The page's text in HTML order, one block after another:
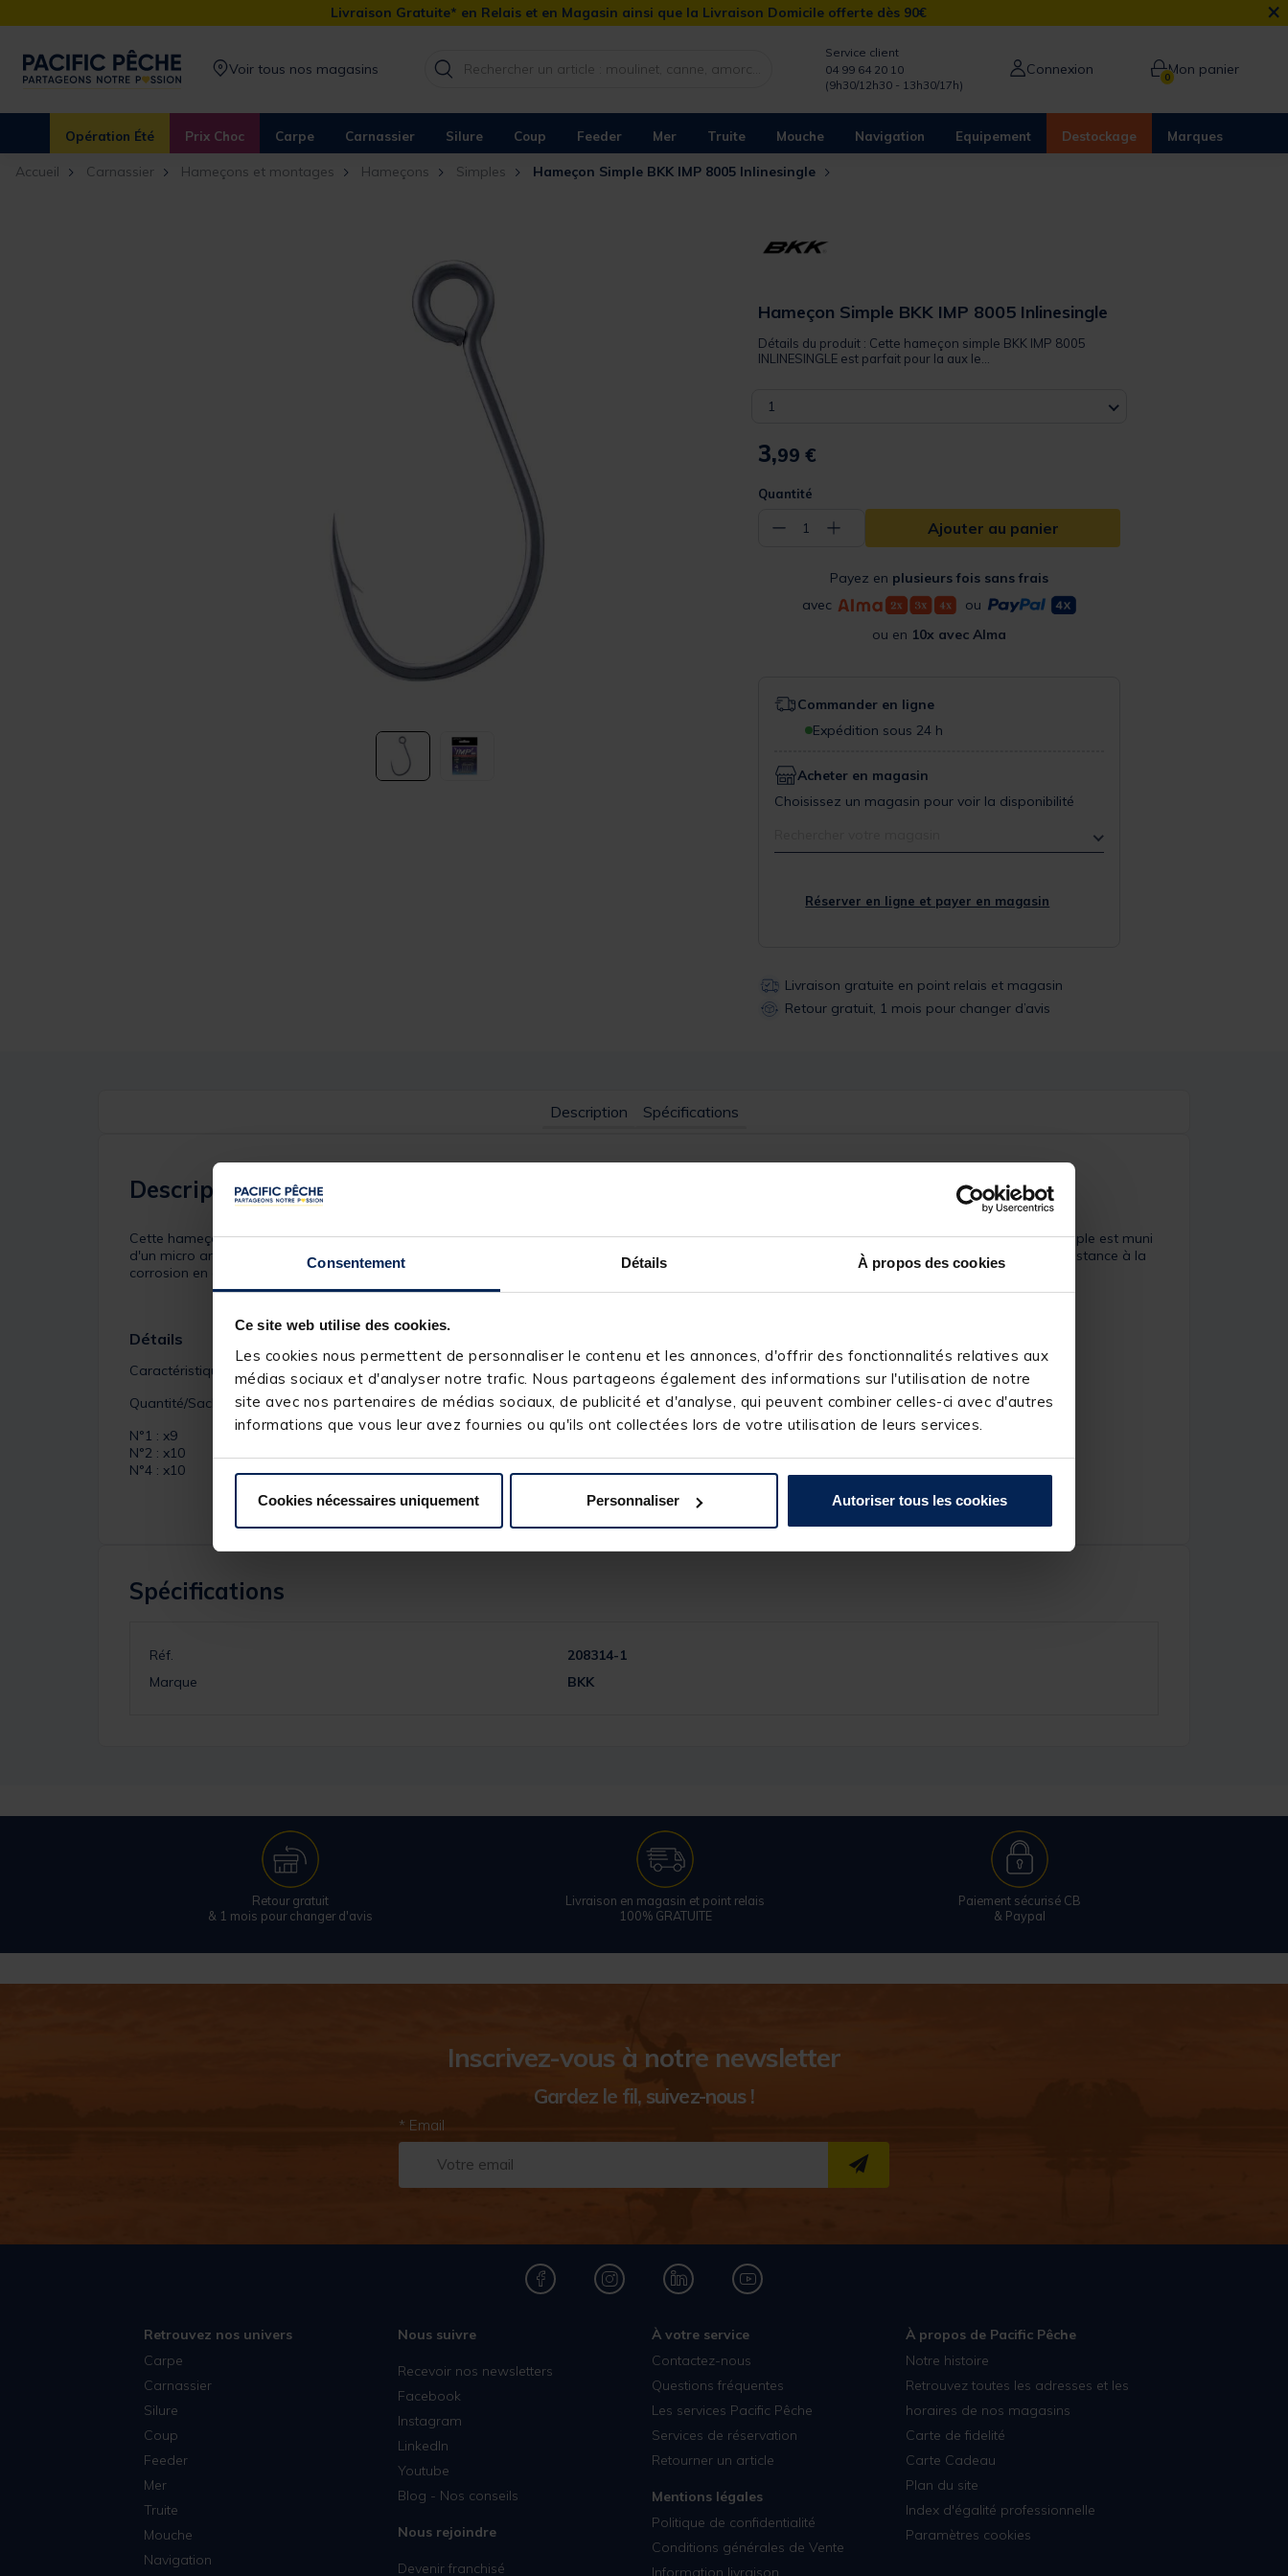
Consentement Détails À propos des cookies
Ce site web utilise des cookies.
Les cookies nous permettent de personnaliser le contenu et les annonces, d'offrir des fonctionnalités relatives aux
médias sociaux et d'analyser notre trafic. Nous partageons également des informations sur l'utilisation de notre
site avec nos partenaires de médias sociaux, de publicité et d'analyse, qui peuvent combiner celles-ci avec d'autres
informations que vous leur avez fournies ou qu'ils ont collectées lors de votre utilisation de leurs services.
Cookies nécessaires uniquement Personnaliser Autoriser tous les cookies
Livraison Gratuite* en Relais et en Magasin ainsi que la Livraison Domicile offerte dès 90€ ×
Voir tous nos magasins
Service client
04 99 64 20 10
(9h30/12h30 - 13h30/17h)
Connexion 0Mon panier
Opération Été Prix Choc Carpe Carnassier Silure Coup Feeder Mer Truite Mouche Navigation Equipement Destockage Marques
Accueil Carnassier Hameçons et montages Hameçons Simples Hameçon Simple BKK IMP 8005 Inlinesingle
Hameçon Simple BKK IMP 8005 Inlinesingle
Détails du produit : Cette hameçon simple BKK IMP 8005
INLINESINGLE est parfait pour la aux le...
1
3,99 €
Quantité
− 1 + Ajouter au panier
Payez en plusieurs fois sans frais
avec
ou
ou en 10x avec Alma
Commander en ligne
Expédition sous 24 h
Acheter en magasin
Choisissez un magasin pour voir la disponibilité
Réserver en ligne et payer en magasin
Livraison gratuite en point relais et magasin
Retour gratuit, 1 mois pour changer d’avis
Description Spécifications
Description
Cette hameçon simple BKK IMP 8005 INLINESINGLE est parfait pour la aux leurres de type Light/medium en eau douce comme en mer. L'Hameçon simple est muni
d'un micro ardillon, permettant de limiter les décrocher tout en assurant un Catch and Realise. De plus, le revêtement en étain offre une excellente résistance à la
corrosion en eau salée.
Détails
Caractéristiques desIMP 8005 Inlinesingle :
Quantité/Sachet :
N°1 : x9
N°2 : x10
N°4 : x10
Spécifications
Réf.
208314-1
Marque
BKK
Retour gratuit
& 1 mois pour changer d'avis
Livraison en magasin et point relais
100% GRATUITE
Paiement sécurisé CB
& Paypal
Inscrivez-vous à notre newsletter
Gardez le fil, suivez-nous !
* Email
S''INSCRIRE
Retrouvez nos univers
Carpe
Carnassier
Silure
Coup
Feeder
Mer
Truite
Mouche
Navigation
Nous suivre
Recevoir nos newsletters
Facebook
Instagram
LinkedIn
Youtube
Blog - Nos conseils
Nous rejoindre
Devenir franchisé
À votre service
Contactez-nous
Questions fréquentes
Les services Pacific Pêche
Services de réservation
Retourner un article
Mentions légales
Politique de confidentialité
Conditions générales de Vente
Information livraison
À propos de Pacific Pêche
Notre histoire
Retrouvez toutes les adresses et les
horaires de nos magasins
Carte de fidelité
Carte Cadeau
Plan du site
Index d'égalité professionnelle
Paramètres cookies